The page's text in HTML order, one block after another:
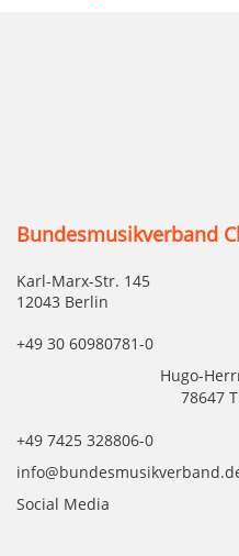
Bundesmusikverband
Karl-Marx-Str. 145
12043 Berlin
+49 30 60980781-0
Hugo-
78647
+49 7425 328806-0
Social Media